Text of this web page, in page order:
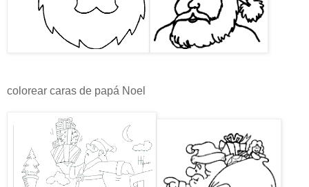
colorear caras de papá Noel